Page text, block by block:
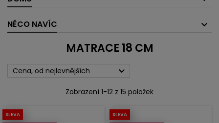
NĚCO NAVÍC
MATRACE 18 CM
Cena, od nejlevnějších 
Zobrazení 1-12 z 15 položek
SLEVA SLEVA